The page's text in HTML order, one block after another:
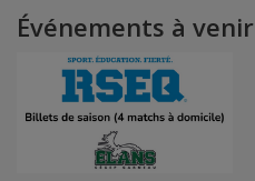
Événements à venir